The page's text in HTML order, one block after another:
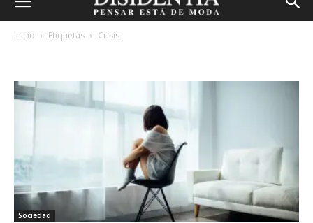
Inicio Etiquetas Crisis
Sociedad